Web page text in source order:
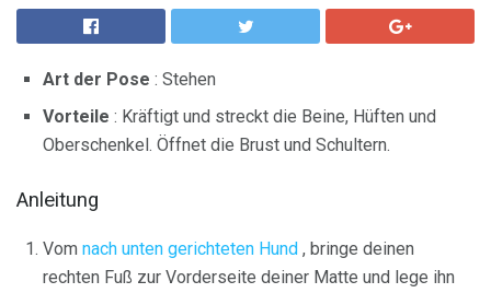
Art der Pose : Stehen
Vorteile : Kräftigt und streckt die Beine, Hüften und
Oberschenkel. Öffnet die Brust und Schultern.
Anleitung
Vom nach unten gerichteten Hund , bringe deinen
rechten Fuß zur Vorderseite deiner Matte und lege ihn